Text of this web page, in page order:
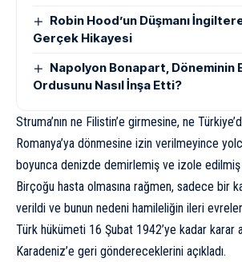
Robin Hood’un Düşmanı
Gerçek Hikayesi
Napolyon Bonapart, Döneminin
Ordusunu Nasıl İnşa Etti?
Struma’nın ne Filistin’e girmesine, ne
Romanya’ya dönmesine izin verilmeyince
boyunca denizde demirlemiş ve izole
Birçoğu hasta olmasına rağmen, sadece bir
verildi ve bunun nedeni hamileliğin ileri
Türk hükümeti 16 Şubat 1942’ye kadar karar
Karadeniz’e geri göndereceklerini açıkladı.